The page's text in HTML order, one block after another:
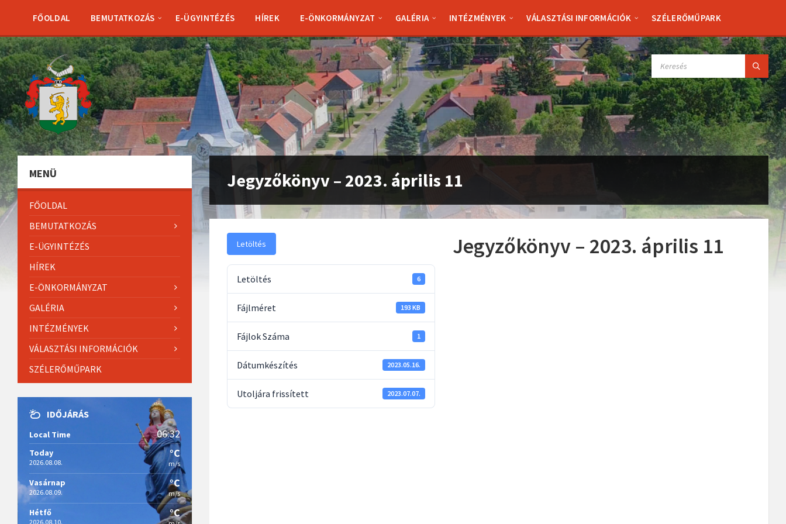
sidebar
FŐOLDAL BEMUTATKOZÁS E-ÜGYINTÉZÉS HÍREK E-ÖNKORMÁNYZAT GALÉRIA INTÉZMÉNYEK VÁLASZTÁSI INFORMÁCIÓK SZÉLERŐMŰPARK
SEARCH:
Jegyzőkönyv – 2023. április 11
Letöltés
Letöltés 6
Fájlméret 193 KB
Fájlok Száma 1
Dátumkészítés 2023.05.16.
Utoljára frissített 2023.07.07.
Jegyzőkönyv – 2023. április 11
MENÜ
FŐOLDAL
BEMUTATKOZÁS
E-ÜGYINTÉZÉS
HÍREK
E-ÖNKORMÁNYZAT
GALÉRIA
INTÉZMÉNYEK
VÁLASZTÁSI INFORMÁCIÓK
SZÉLERŐMŰPARK
IDŐJÁRÁS
Local Time 06:32
Today
2026.08.08.
°C
m/s
Vasárnap
2026.08.09.
°C
m/s
Hétfő
2026.08.10.
°C